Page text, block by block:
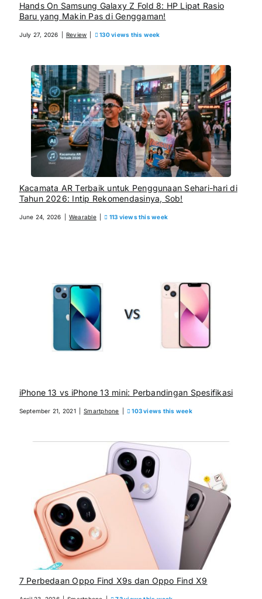
Hands On Samsung Galaxy Z Fold 8: HP Lipat Rasio
Baru yang Makin Pas di Genggaman!
July 27, 2026 Review 130 views this week
Kacamata AR Terbaik untuk Penggunaan Sehari-hari di
Tahun 2026: Intip Rekomendasinya, Sob!
June 24, 2026 Wearable 113 views this week
iPhone 13 vs iPhone 13 mini: Perbandingan Spesifikasi
September 21, 2021 Smartphone 103 views this week
7 Perbedaan Oppo Find X9s dan Oppo Find X9